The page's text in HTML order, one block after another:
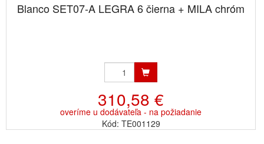
Blanco SET07-A LEGRA 6 čierna + MILA chróm
310,58 €
overíme u dodávateľa - na požiadanie
Kód: TE001129